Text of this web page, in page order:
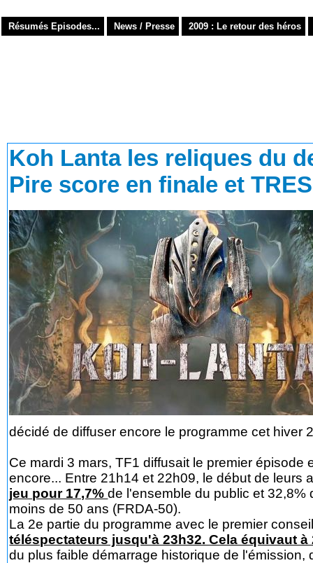
Résumés Episodes... News / Presse 2009 : Le retour des héros
Koh Lanta les reliques du
Pire score en finale et
décidé de diffuser encore le programme cet hiver
Ce mardi 3 mars, TF1 diffusait le premier
encore... Entre 21h14 et 22h09, le début de leurs
jeu pour 17,7%de l'ensemble du public et
moins de 50 ans (FRDA-50).
La 2e partie du programme avec le premier
téléspectateurs jusqu'à 23h32. Cela équivaut à
du plus faible démarrage historique de